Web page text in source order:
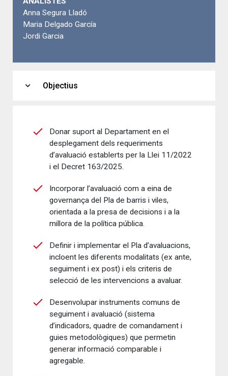
Anna Segura Lladó
Maria Delgado García
Jordi Garcia
expand_more Objectius
Donar suport al Departament en el
desplegament dels requeriments
d’avaluació establerts per la Llei 11/2022
i el Decret 163/2025.
Incorporar l’avaluació com a eina de
governança del Pla de barris i viles,
orientada a la presa de decisions i a la
millora de la política pública.
Definir i implementar el Pla d’avaluacions,
incloent les diferents modalitats (ex ante,
seguiment i ex post) i els criteris de
selecció de les intervencions a avaluar.
Desenvolupar instruments comuns de
seguiment i avaluació (sistema
d’indicadors, quadre de comandament i
guies metodològiques) que permetin
generar informació comparable i
agregable.